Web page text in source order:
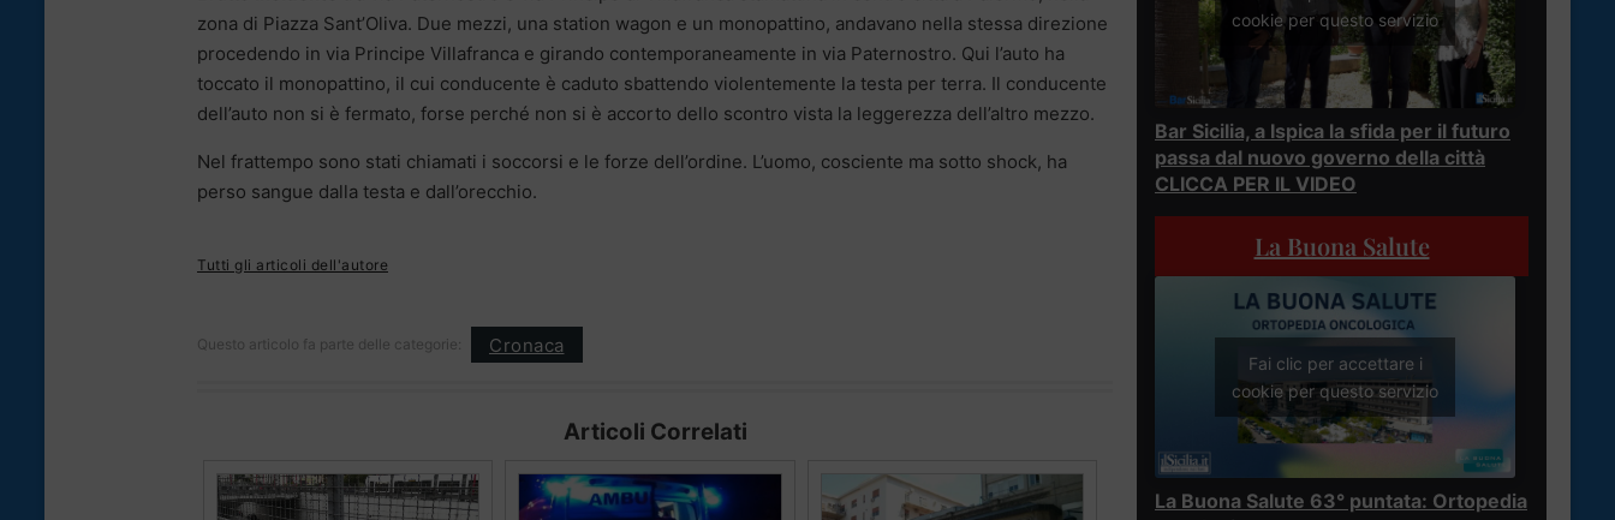
zona di Piazza Sant’Oliva. Due mezzi, una station wagon e un monopattino, andavano nella stessa direzione
procedendo in via Principe Villafranca e girando contemporaneamente in via Paternostro. Qui l’auto ha
toccato il monopattino, il cui conducente è caduto sbattendo violentemente la testa per terra. Il conducente
dell’auto non si è fermato, forse perché non si è accorto dello scontro vista la leggerezza dell’altro mezzo.
Nel frattempo sono stati chiamati i soccorsi e le forze dell’ordine. L’uomo, cosciente ma sotto shock, ha
perso sangue dalla testa e dall’orecchio.
Tutti gli articoli dell'autore
Questo articolo fa parte delle categorie: Cronaca
Articoli Correlati
cookie per questo servizio
Bar Sicilia, a Ispica la sfida per il futuro
passa dal nuovo governo della città
CLICCA PER IL VIDEO
La Buona Salute
Fai clic per accettare i
cookie per questo servizio
La Buona Salute 63° puntata: Ortopedia